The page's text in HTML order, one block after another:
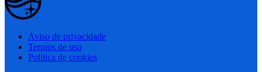
Aviso de privacidade
Termos de uso
Política de cookies